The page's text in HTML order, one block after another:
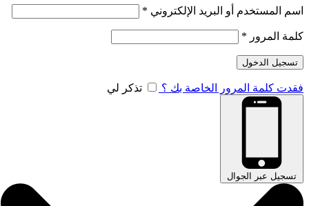
اسم المستخدم أو البريد الإلكتروني *
كلمة المرور *
تسجيل الدخول
فقدت كلمة المرور الخاصة بك ؟ تذكر لي
تسجيل عبر الجوال